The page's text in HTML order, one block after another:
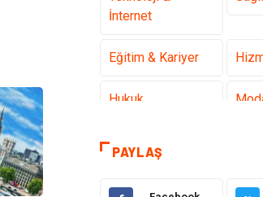
İnternet
Eğitim & Kariyer
Hukuk
Gündem
PAYLAŞ